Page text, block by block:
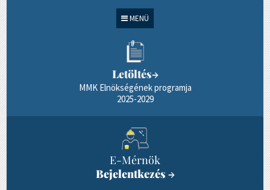
MENÜ
Letöltés→
MMK Elnökségének programja
2025-2029
E-Mérnök
Bejelentkezés →